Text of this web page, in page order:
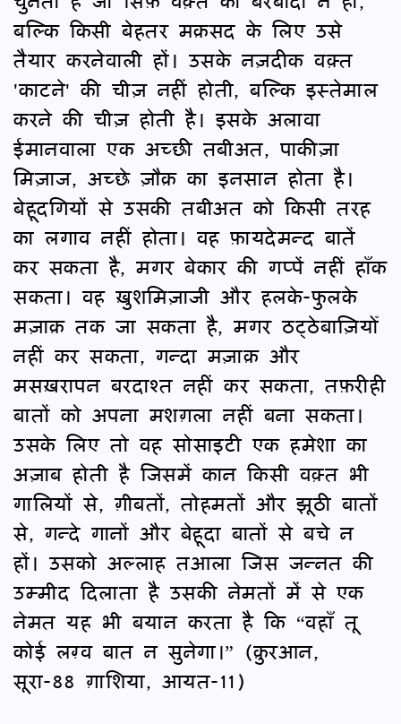
बल्कि किसी बेहतर मक़सद के लिए उसे
तैयार करनेवाली हों। उसके नज़दीक वक़्त
'काटने' की चीज़ नहीं होती, बल्कि इस्तेमाल
करने की चीज़ होती है। इसके अलावा
ईमानवाला एक अच्छी तबीअत, पाकीज़ा
मिज़ाज, अच्छे ज़ौक़ का इनसान होता है।
बेहूदगियों से उसकी तबीअत को किसी तरह
का लगाव नहीं होता। वह फ़ायदेमन्द बातें
कर सकता है, मगर बेकार की गप्पें नहीं हाँक
सकता। वह ख़ुशमिज़ाजी और हलके-फुलके
मज़ाक़ तक जा सकता है, मगर ठट्ठेबाज़ियोँ
नहीं कर सकता, गन्दा मज़ाक़ और
मसख़रापन बरदाश्त नहीं कर सकता, तफ़रीही
बातों को अपना मशग़ला नहीं बना सकता।
उसके लिए तो वह सोसाइटी एक हमेशा का
अज़ाब होती है जिसमें कान किसी वक़्त भी
गालियों से, ग़ीबतों, तोहमतों और झूठी बातों
से, गन्दे गानों और बेहूदा बातों से बचे न
हों। उसको अल्लाह तआला जिस जन्नत की
उम्मीद दिलाता है उसकी नेमतों में से एक
नेमत यह भी बयान करता है कि “वहाँ तू
कोई लग़्व बात न सुनेगा।” (क़ुरआन,
सूरा-88 ग़ाशिया, आयत-11)